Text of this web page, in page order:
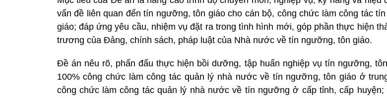
vấn đề liên quan đến tín ngưỡng, tôn giáo cho cán bộ, công chức làm công tác
giáo; đáp ứng yêu cầu, nhiệm vụ đặt ra trong tình hình mới, góp phần thực hiện
trương của Đảng, chính sách, pháp luật của Nhà nước về tín ngưỡng, tôn giáo.
Đề án nêu rõ, phấn đấu thực hiện bồi dưỡng, tập huấn nghiệp vụ tín ngưỡng,
100% công chức làm công tác quản lý nhà nước về tín ngưỡng, tôn giáo ở
công chức làm công tác quản lý nhà nước về tín ngưỡng ở cấp tỉnh, cấp huyện;